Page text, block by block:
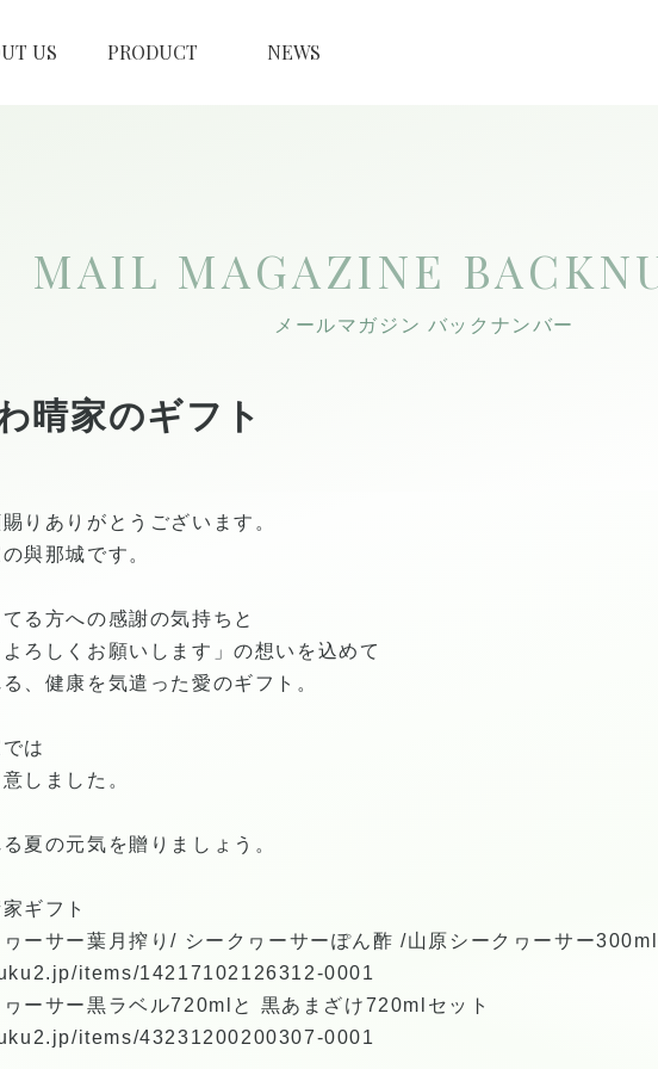
US PRODUCT NEWS
MAIL MAGAZINE
メールマガジン バックナンバー
晴家のギフト
りありがとうございます。
與那城です。
る方への感謝の気持ちと
ろしくお願いします」の想いを込めて
、健康を気遣った愛のギフト。
は
しました。
夏の元気を贈りましょう。
ギフト
ーサー葉月搾り/ シークヮーサーぽん酢 /山原シークヮーサー
items/14217102126312-0001
ーサー黒ラベル720mlと 黒あまざけ720mlセット
items/43231200200307-0001